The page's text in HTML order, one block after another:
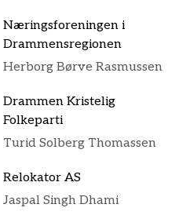
Næringsforeningen i
Drammensregionen
Herborg Børve Rasmussen
Drammen Kristelig
Folkeparti
Turid Solberg Thomassen
Relokator AS
Jaspal Singh Dhami